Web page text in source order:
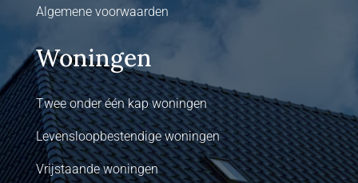
Algemene voorwaarden
Woningen
Twee onder één kap woningen
Levensloopbestendige woningen
Vrijstaande woningen